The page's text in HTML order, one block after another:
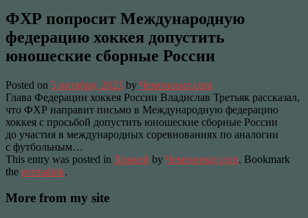
ФХР попросит Международную
федерацию хоккея допустить
юношеские сборные России
Posted on 5 октября, 2023 by Чемпионат.com
Глава Федерации хоккея России Владислав Третьяк рассказал,
что ФХР направит письмо в Международную федерацию
хоккея с просьбой допустить юношеские сборные России
до участия в международных соревнованиях по аналогии
с футбольным…
This entry was posted in Хоккей by Чемпионат.com. Bookmark
the permalink.
More from my site